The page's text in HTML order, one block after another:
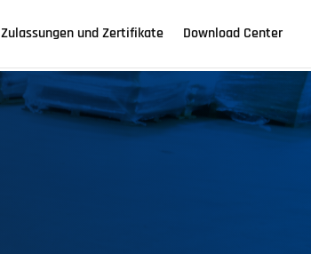
Zulassungen und Zertifikate Download Center